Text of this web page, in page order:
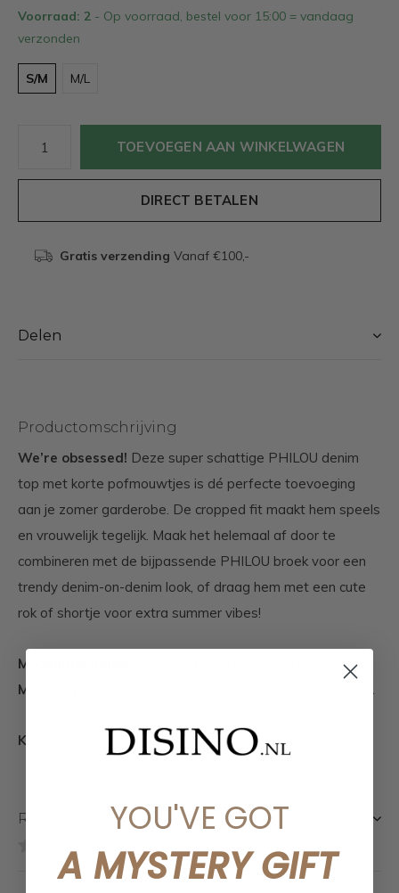
Voorraad: 2 - Op voorraad, bestel voor 15:00 = vandaag
verzonden
S/M M/L
TOEVOEGEN AAN WINKELWAGEN
DIRECT BETALEN
Gratis verzending Vanaf €100,-
Delen
Productomschrijving
We’re obsessed! Deze super schattige PHILOU denim
top met korte pofmouwtjes is dé perfecte toevoeging
aan je zomer garderobe. De cropped fit maakt hem speels
en vrouwelijk tegelijk. Maak het helemaal af door te
combineren met de bijpassende PHILOU broek voor een
trendy denim-on-denim look, of draag hem met een cute
rok of shortje voor extra summer vibes!
Modelinformatie:
Model is 1,68m en draagt maat S/M
Maatadvies:
Top valt goed op maat, bevat geen stretch.
Kleur:
Reviews
0 / 5
YOU'VE GOT
A MYSTERY GIFT